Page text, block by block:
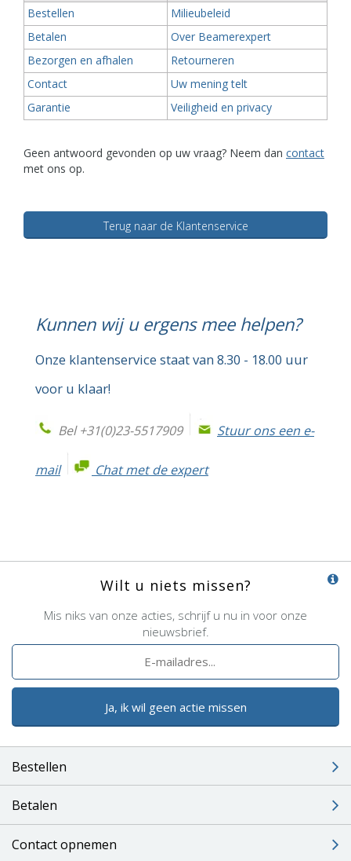
Bestellen
Milieubeleid
Betalen
Over Beamerexpert
Bezorgen en afhalen
Retourneren
Contact
Uw mening telt
Garantie
Veiligheid en privacy
Geen antwoord gevonden op uw vraag? Neem dan contact
met ons op.
Terug naar de Klantenservice
Kunnen wij u ergens mee helpen?
Onze klantenservice staat van 8.30 - 18.00 uur
voor u klaar!
Bel +31(0)23-5517909 Stuur ons een e-
mail Chat met de expert
Wilt u niets missen?
Mis niks van onze acties, schrijf u nu in voor onze
nieuwsbrief.
Ja, ik wil geen actie missen
Bestellen
Betalen
Contact opnemen